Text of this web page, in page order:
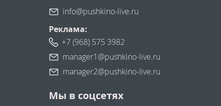
info@pushkino-live.ru
Реклама:
+7 (968) 575 3982
manager1@pushkino-live.ru
manager2@pushkino-live.ru
Мы в соцсетях